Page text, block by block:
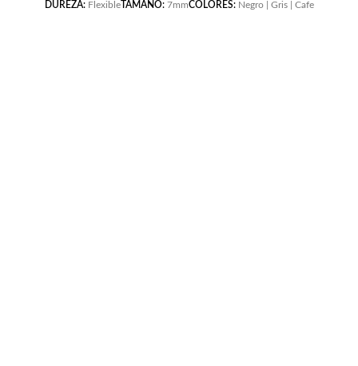
DUREZA: FlexibleTAMAÑO: 7mmCOLORES: Negro | Gris | Cafe